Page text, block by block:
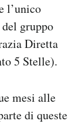
l’unico
gruppo
Diretta
5 Stelle).
mesi alle
di queste